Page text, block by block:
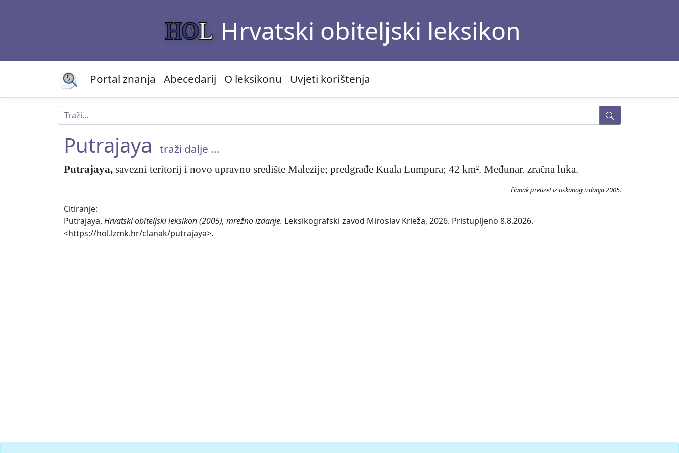
Hrvatski obiteljski leksikon
Portal znanja Abecedarij O leksikonu Uvjeti korištenja
Putrajaya traži dalje ...
Putrajaya, savezni teritorij i novo upravno središte Malezije; predgrađe Kuala Lumpura; 42 km². Međunar. zračna luka.
članak preuzet iz tiskanog izdanja 2005.
Citiranje:
Putrajaya. Hrvatski obiteljski leksikon (2005), mrežno izdanje. Leksikografski zavod Miroslav Krleža, 2026. Pristupljeno 8.8.2026.
<https://hol.lzmk.hr/clanak/putrajaya>.